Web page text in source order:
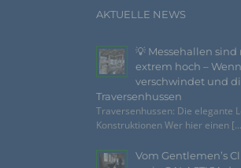
AKTUELLE NEWS
💡 Messehallen
extrem hoch –
verschwindet und
Traversenhussen
Traversenhussen: Die elegante
Konstruktionen Wer hier einen
Vom Gentlemen’s